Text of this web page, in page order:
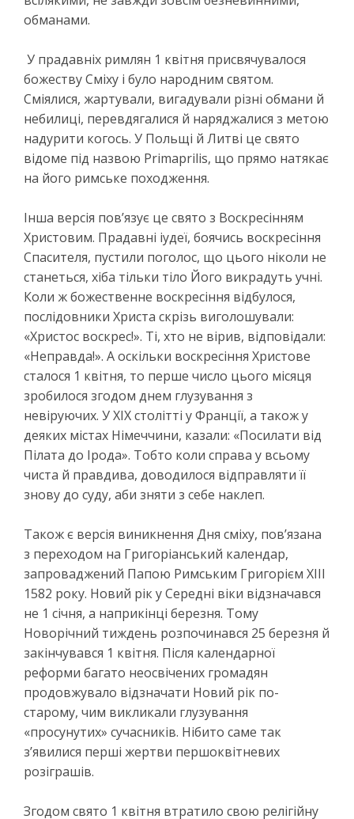
обманами.
У прадавніх римлян 1 квітня присвячувалося
божеству Сміху і було народним святом.
Сміялися, жартували, вигадували різні обмани й
небилиці, перевдягалися й наряджалися з метою
надурити когось. У Польщі й Литві це свято
відоме під назвою Primaprilis, що прямо натякає
на його римське походження.
Інша версія пов’язує це свято з Воскресінням
Христовим. Прадавні іудеї, боячись воскресіння
Спасителя, пустили поголос, що цього ніколи не
станеться, хіба тільки тіло Його викрадуть учні.
Коли ж божественне воскресіння відбулося,
послідовники Христа скрізь виголошували:
«Христос воскрес!». Ті, хто не вірив, відповідали:
«Неправда!». А оскільки воскресіння Христове
сталося 1 квітня, то перше число цього місяця
зробилося згодом днем глузування з
невіруючих. У ХІХ столітті у Франції, а також у
деяких містах Німеччини, казали: «Посилати від
Пілата до Ірода». Тобто коли справа у всьому
чиста й правдива, доводилося відправляти її
знову до суду, аби зняти з себе наклеп.
Також є версія виникнення Дня сміху, пов’язана
з переходом на Григоріанський календар,
запроваджений Папою Римським Григорієм ХІІІ
1582 року. Новий рік у Середні віки відзначався
не 1 січня, а наприкінці березня. Тому
Новорічний тиждень розпочинався 25 березня й
закінчувався 1 квітня. Після календарної
реформи багато неосвічених громадян
продовжувало відзначати Новий рік по-
старому, чим викликали глузування
«просунутих» сучасників. Нібито саме так
з’явилися перші жертви першоквітневих
розіграшів.
Згодом свято 1 квітня втратило свою релігійну